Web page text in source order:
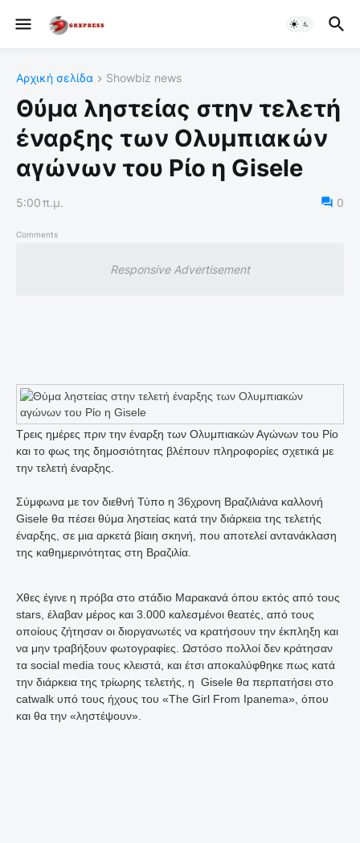
Αρχική σελίδα Showbiz news
Θύμα ληστείας στην τελετή
έναρξης των Ολυμπιακών
αγώνων του Ρίο η Gisele
5:00 π.μ. 0
Comments
Responsive Advertisement
Τρεις ημέρες πριν την έναρξη των Ολυμπιακών Αγώνων του Ρίο
και το φως της δημοσιότητας βλέπουν πληροφορίες σχετικά με
την τελετή έναρξης.
Σύμφωνα με τον διεθνή Τύπο η 36χρονη Βραζιλιάνα καλλονή
Gisele θα πέσει θύμα ληστείας κατά την διάρκεια της τελετής
έναρξης, σε μια αρκετά βίαιη σκηνή, που αποτελεί αντανάκλαση
της καθημερινότητας στη Βραζιλία.
Χθες έγινε η πρόβα στο στάδιο Μαρακανά όπου εκτός από τους
stars, έλαβαν μέρος και 3.000 καλεσμένοι θεατές, από τους
οποίους ζήτησαν οι διοργανωτές να κρατήσουν την έκπληξη και
να μην τραβήξουν φωτογραφίες. Ωστόσο πολλοί δεν κράτησαν
τα social media τους κλειστά, και έτσι αποκαλύφθηκε πως κατά
την διάρκεια της τρίωρης τελετής, η Gisele θα περπατήσει στο
catwalk υπό τους ήχους του «The Girl From Ipanema», όπου
και θα την «ληστέψουν».